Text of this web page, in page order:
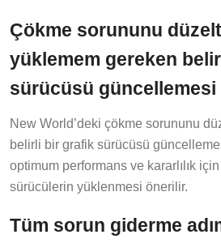
Çökme sorununu
yüklemem gereken
sürücüsü güncellemesi
New World’deki çökme sorununu
belirli bir grafik sürücüsü
optimum performans ve kararlılık
sürücülerin yüklenmesi önerilir.
Tüm sorun giderme